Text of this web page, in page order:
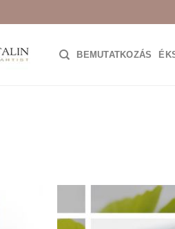
BEMUTATKOZÁS